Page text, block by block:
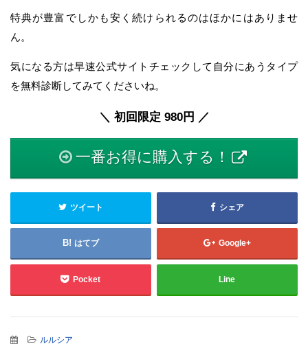
特典が豊富でしかも安く続けられるのはほかにはありませ
ん。
気になる方は早速公式サイトチェックして自分にあうタイプ
を無料診断してみてくださいね。
＼ 初回限定 980円 ／
一番お得に購入する！
ツイート シェア
はてブ Google+
Pocket Line
ルルシア